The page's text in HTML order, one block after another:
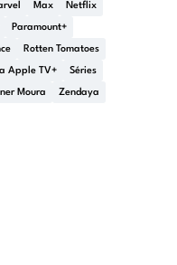
Max Netflix
Paramount+
Rotten Tomatoes
Apple TV+ Séries
Moura Zendaya